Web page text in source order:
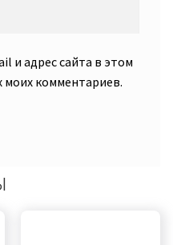
и адрес сайта в этом
моих комментариев.